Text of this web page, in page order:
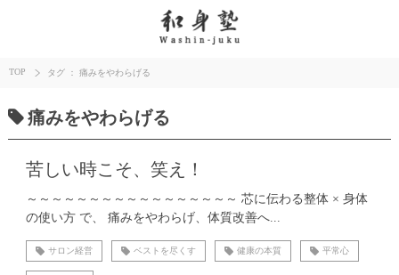
TOP タグ ： 痛みをやわらげる
痛みをやわらげる
苦しい時こそ、笑え！
～～～～～～～～～～～～～～～～～ 芯に伝わる整体 × 身体
の使い方 で、 痛みをやわらげ、体質改善へ...
サロン経営 ベストを尽くす 健康の本質 平常心